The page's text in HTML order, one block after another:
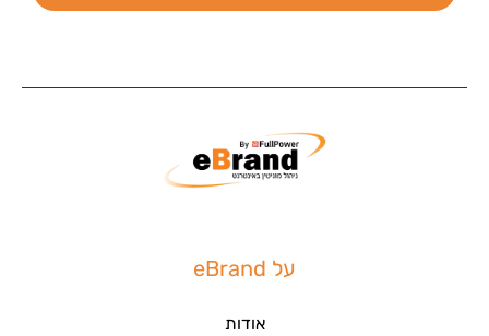
על eBrand
אודות